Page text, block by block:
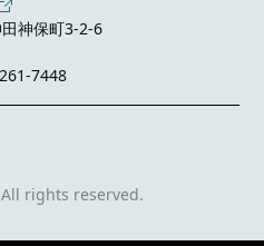
神保町3-2-6
7448
rights reserved.